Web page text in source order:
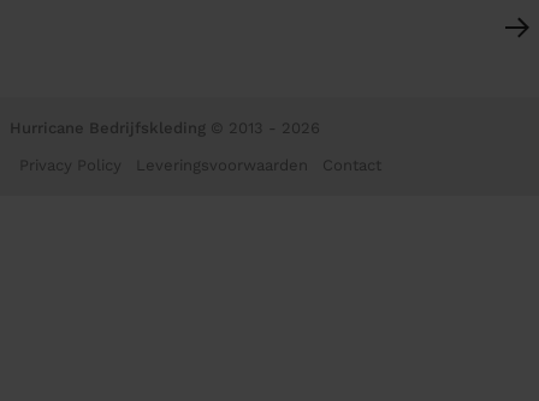
Hurricane Bedrijfskleding © 2013 - 2026
Privacy Policy Leveringsvoorwaarden Contact